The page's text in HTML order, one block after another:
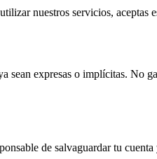
nuestros servicios, aceptas
expresas o implícitas. No
de salvaguardar tu